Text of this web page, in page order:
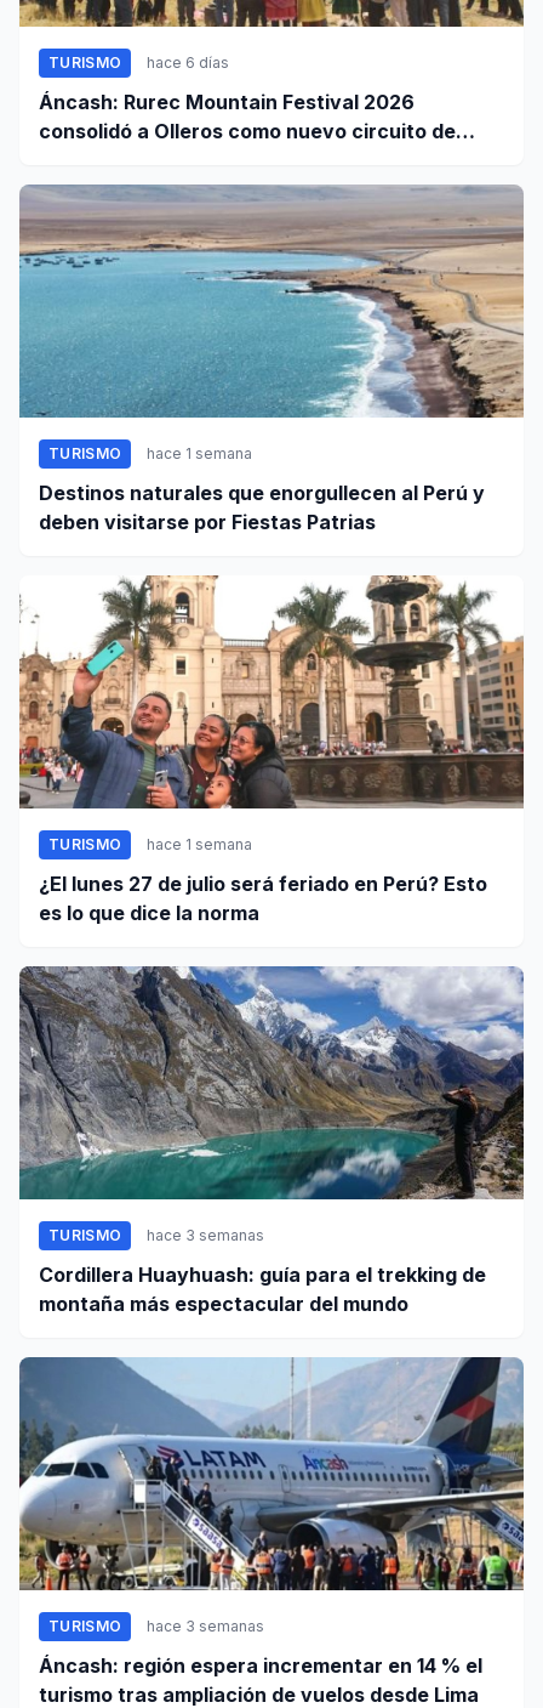
TURISMO hace 6 días
Áncash: Rurec Mountain Festival 2026
consolidó a Olleros como nuevo circuito de
TURISMO hace 1 semana
Destinos naturales que enorgullecen al Perú y
deben visitarse por Fiestas Patrias
TURISMO hace 1 semana
¿El lunes 27 de julio será feriado en Perú? Esto
es lo que dice la norma
TURISMO hace 3 semanas
Cordillera Huayhuash: guía para el trekking de
montaña más espectacular del mundo
TURISMO hace 3 semanas
Áncash: región espera incrementar en 14 % el
turismo tras ampliación de vuelos desde Lima